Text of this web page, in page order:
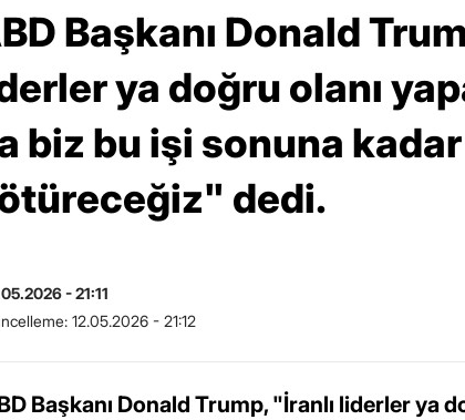
Başkanı Donald
ya doğru olanı
biz bu işi sonuna kadar
dedi.
- 21:11
12.05.2026 - 21:12
Başkanı Donald Trump, "İranlı liderler ya